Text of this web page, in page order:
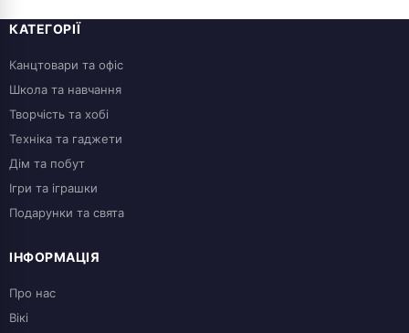
КАТЕГОРІЇ
Канцтовари та офіс
Школа та навчання
Творчість та хобі
Техніка та гаджети
Дім та побут
Ігри та іграшки
Подарунки та свята
ІНФОРМАЦІЯ
Про нас
Вікі